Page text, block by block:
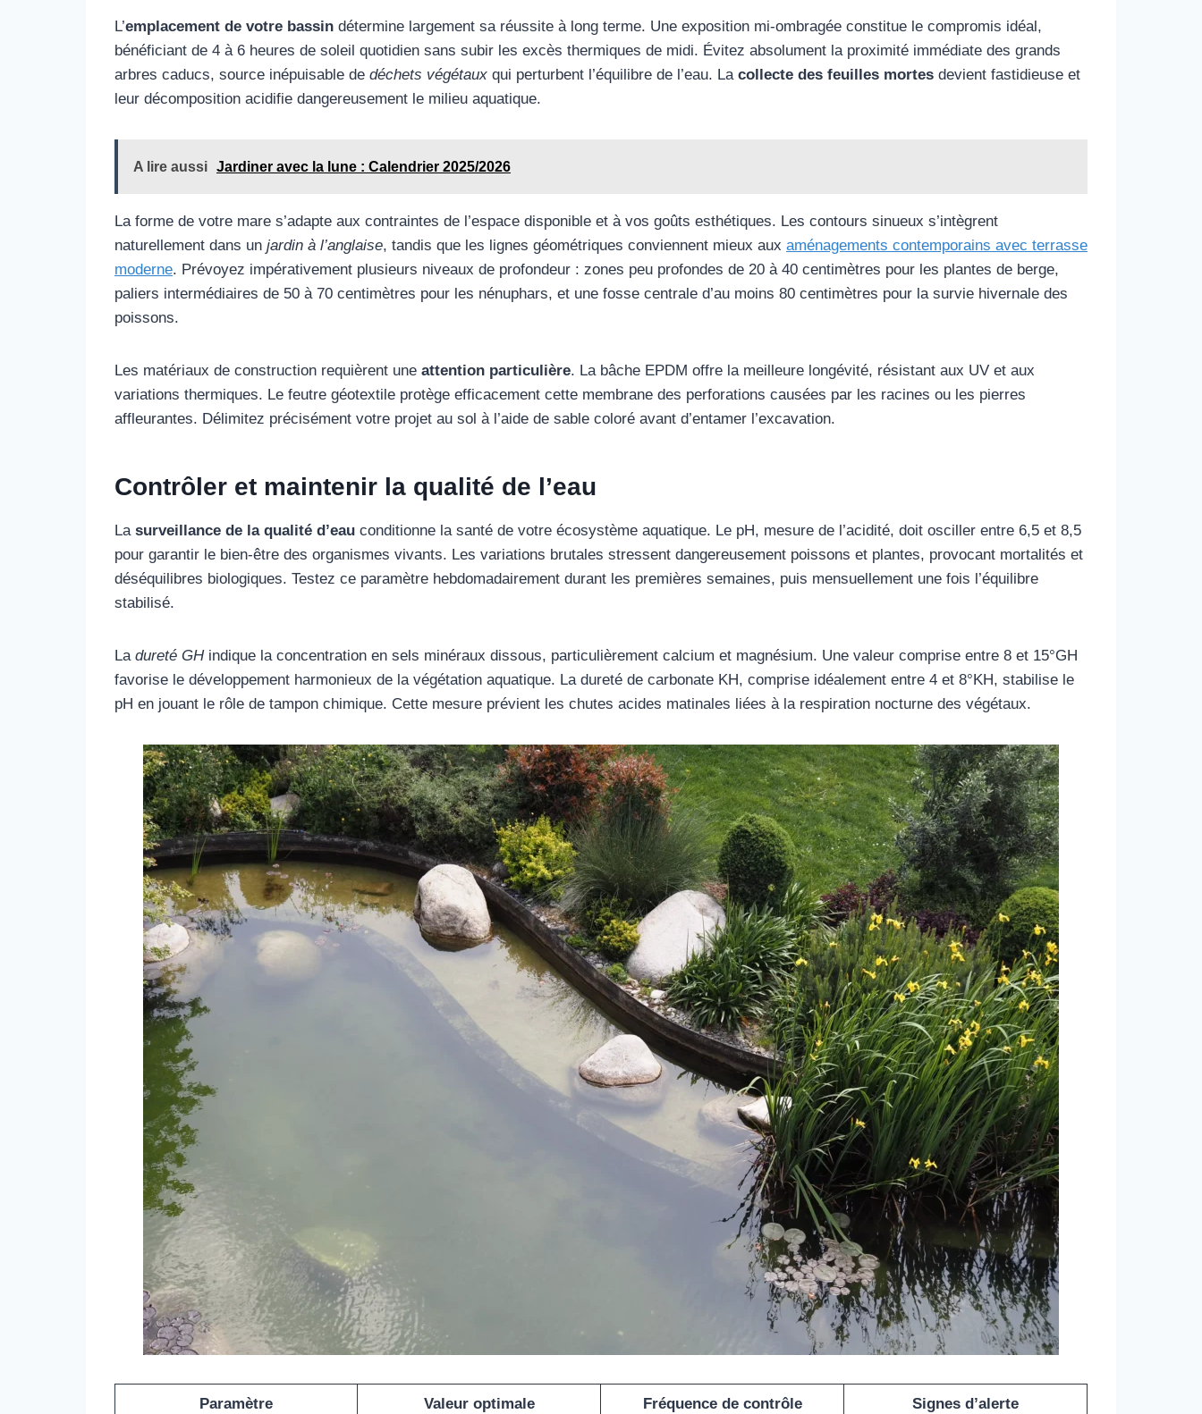
L’emplacement de votre bassin détermine largement sa réussite à long terme. Une exposition mi-ombragée constitue le compromis idéal,
bénéficiant de 4 à 6 heures de soleil quotidien sans subir les excès thermiques de midi. Évitez absolument la proximité immédiate des grands
arbres caducs, source inépuisable de déchets végétaux qui perturbent l’équilibre de l’eau. La collecte des feuilles mortes devient fastidieuse et
leur décomposition acidifie dangereusement le milieu aquatique.
A lire aussi Jardiner avec la lune : Calendrier 2025/2026
La forme de votre mare s’adapte aux contraintes de l’espace disponible et à vos goûts esthétiques. Les contours sinueux s’intègrent
naturellement dans un jardin à l’anglaise, tandis que les lignes géométriques conviennent mieux aux aménagements contemporains avec terrasse
moderne. Prévoyez impérativement plusieurs niveaux de profondeur : zones peu profondes de 20 à 40 centimètres pour les plantes de berge,
paliers intermédiaires de 50 à 70 centimètres pour les nénuphars, et une fosse centrale d’au moins 80 centimètres pour la survie hivernale des
poissons.
Les matériaux de construction requièrent une attention particulière. La bâche EPDM offre la meilleure longévité, résistant aux UV et aux
variations thermiques. Le feutre géotextile protège efficacement cette membrane des perforations causées par les racines ou les pierres
affleurantes. Délimitez précisément votre projet au sol à l’aide de sable coloré avant d’entamer l’excavation.
Contrôler et maintenir la qualité de l’eau
La surveillance de la qualité d’eau conditionne la santé de votre écosystème aquatique. Le pH, mesure de l’acidité, doit osciller entre 6,5 et 8,5
pour garantir le bien-être des organismes vivants. Les variations brutales stressent dangereusement poissons et plantes, provocant mortalités et
déséquilibres biologiques. Testez ce paramètre hebdomadairement durant les premières semaines, puis mensuellement une fois l’équilibre
stabilisé.
La dureté GHindique la concentration en sels minéraux dissous, particulièrement calcium et magnésium. Une valeur comprise entre 8 et 15°GH
favorise le développement harmonieux de la végétation aquatique. La dureté de carbonate KH, comprise idéalement entre 4 et 8°KH, stabilise le
pH en jouant le rôle de tampon chimique. Cette mesure prévient les chutes acides matinales liées à la respiration nocturne des végétaux.
Paramètre Valeur optimale Fréquence de contrôle Signes d’alerte